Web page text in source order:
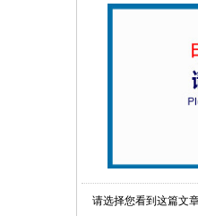
请选择您看到这篇文